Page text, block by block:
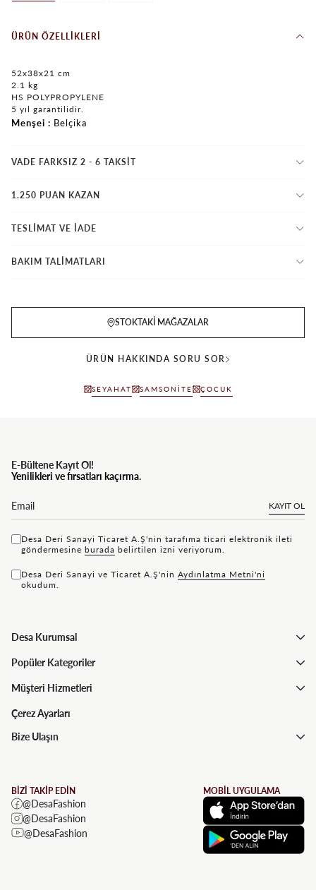
ÜRÜN ÖZELLIKLERI
52x38x21 cm
2.1 kg
HS POLYPROPYLENE
5 yıl garantilidir.
Menşei Belçika
VADE FARKSIZ 2 - 6 TAKSIT
1.250 PUAN KAZAN
TESLİMAT VE İADE
BAKIM TALİMATLARI
STOKTAKI MAĞAZALAR
ÜRÜN HAKKINDA SORU SOR
SEYAHAT SAMSONITE ÇOCUK
E-Bültene Kayıt Ol!
Yenilikleri ve fırsatları kaçırma.
KAYIT OL
Desa Deri Sanayi Ticaret A.Ş'nin tarafıma ticari elektronik ileti
göndermesine bu rada belirtilen izni veriyorum.
Desa Deri Sanayi ve Ticaret A.Ş'nin Aydınlatma Metni'ni
okudum.
Desa Kurumsal
Popüler Kategoriler
Müşteri Hizmetleri
Çerez Ayarları
Bize Ulaşın
BİZİ TAKİP EDİN
@DesaFashion
@DesaFashion
@DesaFashion
MOBİL UYGULAMA